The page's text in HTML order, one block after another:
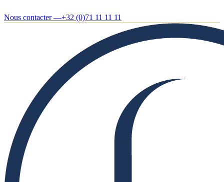
Nous contacter —+32 (0)71 11 11 11